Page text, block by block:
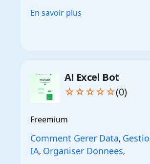
En savoir plus
AI Excel Bot
☆☆☆☆☆(0)
Freemium
Comment Gerer Data,
IA, Organiser Donnees,